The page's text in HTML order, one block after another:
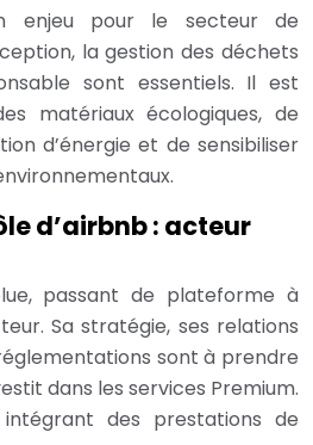
enjeu pour le secteur de
la gestion des déchets
sont essentiels. Il est
matériaux écologiques, de
d’énergie et de sensibiliser
d’airbnb : acteur
passant de plateforme à
Sa stratégie, ses relations
sont à prendre
dans les services Premium.
des prestations de